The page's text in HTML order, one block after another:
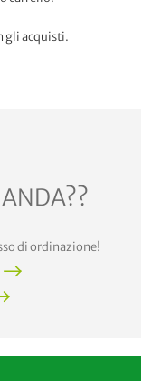
gli acquisti.
di ordinazione!